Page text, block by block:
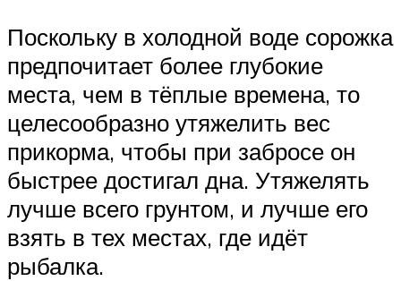
Поскольку в холодной воде сорожка
предпочитает более глубокие
места, чем в тёплые времена, то
целесообразно утяжелить вес
прикорма, чтобы при забросе он
быстрее достигал дна. Утяжелять
лучше всего грунтом, и лучше его
взять в тех местах, где идёт
рыбалка.